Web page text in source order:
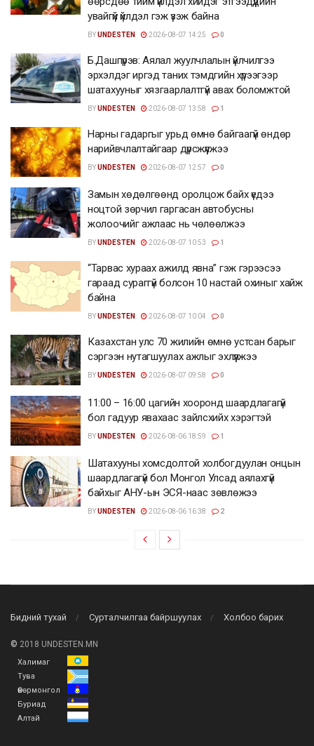
увайгүй үйлдэл гэж үзэж байна
BYUNDESTEN 2026-08-07 14:25 0
Б.Дашпүрэв: Аялал жуулчлалын үйлчилгээ
эрхэлдэг иргэд таних тэмдгийн хүрээгээр
шатахууныг хязгаарлалтгүй авах боломжтой
BYUNDESTEN 2026-08-07 13:58 1
Нарны гадаргыг урьд өмнө байгаагүй өндөр
нарийвчлалтайгаар дүрсжүүлжээ
BYUNDESTEN 2026-08-07 12:57 0
Замын хөдөлгөөнд оролцож байх үедээ
ноцтой зөрчил гаргасан автобусны
жолоочийг ажлаас нь чөлөөлжээ
BYUNDESTEN 2026-08-07 10:53 1
“Тарвас хураах ажилд явна” гэж гэрээсээ
гараад сураггүй болсон 10 настай охиныг хайж
байна
BYUNDESTEN 2026-08-07 10:04 0
Казахстан улс 70 жилийн өмнө устсан барыг
сэргээн нутагшуулах ажлыг эхлүүлжээ
BYUNDESTEN 2026-08-07 09:58 0
11:00 – 16:00 цагийн хооронд шаардлагагүй
бол гадуур явахаас зайлсхийх хэрэгтэй
BYUNDESTEN 2026-08-06 18:59 1
Шатахууны хомсдолтой холбогдуулан онцын
шаардлагагүй бол Монгол Улсад аялахгүй
байхыг АНУ-ын ЭСЯ-наас зөвлөжээ
BYUNDESTEN 2026-08-06 16:38 2
Бидний тухай Сурталчилгаа байршуулах Холбоо барих
© 2018 UNDESTEN.MN
Халимаг
Тува
Өвөрмонгол
Буриад
Алтай